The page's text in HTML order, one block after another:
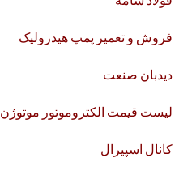
فروش و تعمیر پمپ هیدرولیک
دیدبان صنعت
لیست قیمت الکتروموتور موتوژن
کانال اسپیرال